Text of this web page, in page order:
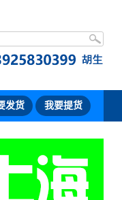
发货 我要提货